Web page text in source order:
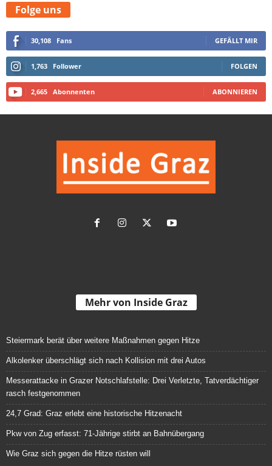
Folge uns
30,108 Fans GEFÄLLT MIR
1,763 Follower FOLGEN
2,665 Abonnenten ABONNIEREN
Mehr von Inside Graz
Steiermark berät über weitere Maßnahmen gegen Hitze
Alkolenker überschlägt sich nach Kollision mit drei Autos
Messerattacke in Grazer Notschlafstelle: Drei Verletzte, Tatverdächtiger
rasch festgenommen
24,7 Grad: Graz erlebt eine historische Hitzenacht
Pkw von Zug erfasst: 71-Jährige stirbt an Bahnübergang
Wie Graz sich gegen die Hitze rüsten will